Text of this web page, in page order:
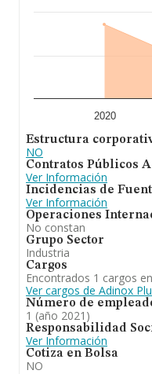
2020
Estructura
NO
Contratos Públicos
Ver Información
Incidencias de
Ver Información
Operaciones
No constan
Grupo Sector
Industria
Cargos
Encontrados 1 cargos
Ver cargos de Adinox
Número de
1 (año 2021)
Responsabilidad
Ver Información
Cotiza en Bolsa
NO